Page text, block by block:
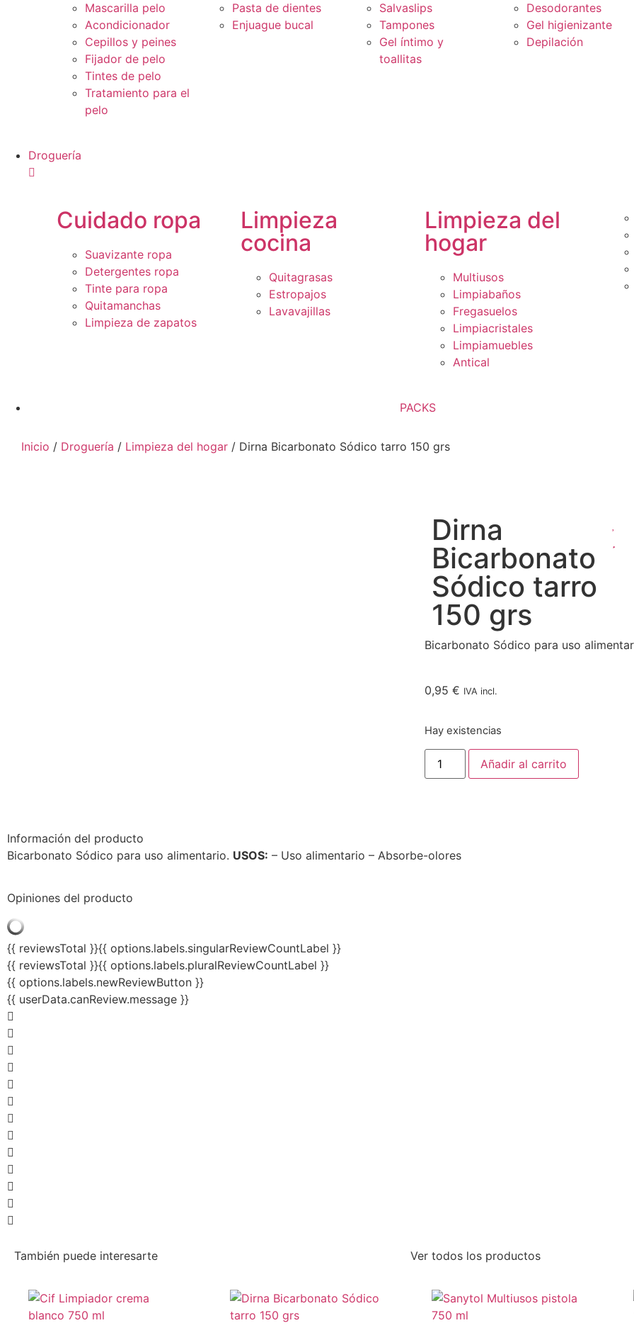
Mascarilla pelo
Acondicionador
Cepillos y peines
Fijador de pelo
Tintes de pelo
Tratamiento para el
pelo
Pasta de dientes
Enjuague bucal
Salvaslips
Tampones
Gel íntimo y
toallitas
Desodorantes
Gel higienizante
Depilación
Droguería
Cuidado ropa
Suavizante ropa
Detergentes ropa
Tinte para ropa
Quitamanchas
Limpieza de zapatos
Limpieza
cocina
Quitagrasas
Estropajos
Lavavajillas
Limpieza del
hogar
Multiusos
Limpiabaños
Fregasuelos
Limpiacristales
Limpiamuebles
Antical
PACKS
Inicio / Droguería / Limpieza del hogar / Dirna Bicarbonato Sódico tarro 150 grs
Dirna
Bicarbonato
Sódico tarro
150 grs
Bicarbonato Sódico para uso
0,95 € IVA incl.
Hay existencias
Añadir al carrito
Información del producto
Bicarbonato Sódico para uso alimentario. USOS: – Uso alimentario – Absorbe-olores
Opiniones del producto
{{ reviewsTotal }}{{ options.labels.singularReviewCountLabel }}
{{ reviewsTotal }}{{ options.labels.pluralReviewCountLabel }}
{{ options.labels.newReviewButton }}
{{ userData.canReview.message }}
También puede interesarte Ver todos los productos